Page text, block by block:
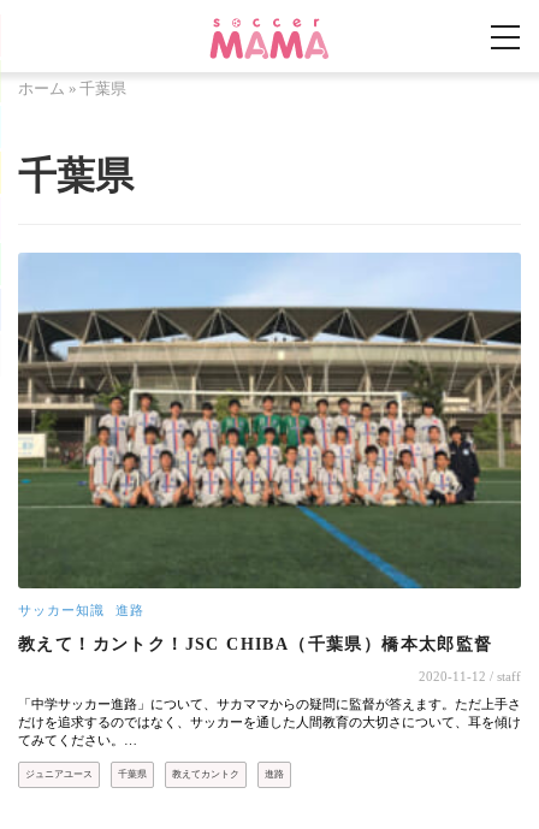
ホーム » 千葉県
千葉県
サッカー知識 進路
教えて！カントク！JSC CHIBA（千葉県）橋本太郎監督
2020-11-12 / staff
「中学サッカー進路」について、サカママからの疑問に監督が答えます。ただ上手さ
だけを追求するのではなく、サッカーを通した人間教育の大切さについて、耳を傾け
てみてください。…
ジュニアユース 千葉県 教えてカントク 進路